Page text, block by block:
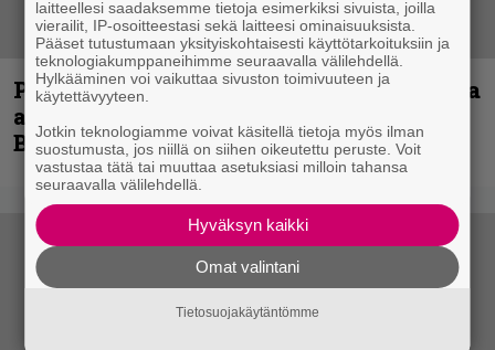
Paul Di’Anno on Iron Maidenin laulajista
ainoa todellinen legenda, sanoo Blaze
Bayley
laitteellesi saadaksemme tietoja esimerkiksi sivuista, joilla
vierailit, IP-osoitteestasi sekä laitteesi ominaisuuksista.
Pääset tutustumaan yksityiskohtaisesti käyttötarkoituksiin ja
teknologiakumppaneihimme seuraavalla välilehdellä.
Hylkääminen voi vaikuttaa sivuston toimivuuteen ja
käytettävyyteen.
Jotkin teknologiamme voivat käsitellä tietoja myös ilman
suostumusta, jos niillä on siihen oikeutettu peruste. Voit
vastustaa tätä tai muuttaa asetuksiasi milloin tahansa
seuraavalla välilehdellä.
Hyväksyn kaikki
Omat valintani
Tietosuojakäytäntömme